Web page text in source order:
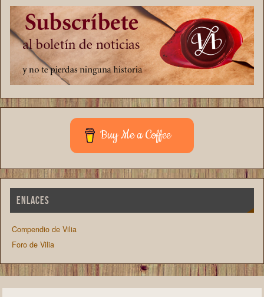
Buy Me a Coffee
ENLACES
Compendio de Vilia
Foro de Vilia